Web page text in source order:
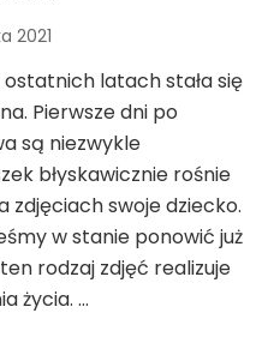
2021
latach stała się
Pierwsze dni po
są niezwykle
błyskawicznie rośnie
swoje dziecko.
w stanie ponowić już
rodzaj zdjęć realizuje
życia. …